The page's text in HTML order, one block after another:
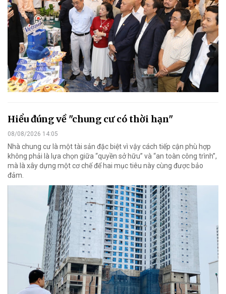
Hiểu đúng về "chung cư có thời hạn"
08/08/2026 14:05
Nhà chung cư là một tài sản đặc biệt vì vậy cách tiếp cận phù hợp
không phải là lựa chọn giữa “quyền sở hữu” và “an toàn công trình”,
mà là xây dựng một cơ chế để hai mục tiêu này cùng được bảo
đảm.